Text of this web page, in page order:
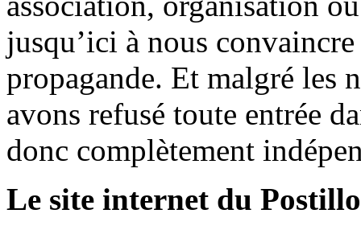
jusqu’ici à nous
propagande. Et malgré les
avons refusé toute entrée
donc complètement
Le site internet du